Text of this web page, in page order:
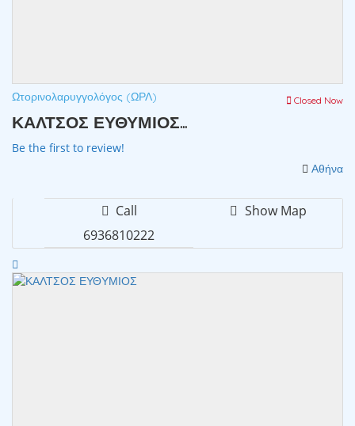
Ωτορινολαρυγγολόγος (ΩΡΛ) Closed Now
ΚΑΛΤΣΟΣ ΕΥΘΥΜΙΟΣ...
Be the first to review!
Αθήνα
Call
6936810222
Show Map